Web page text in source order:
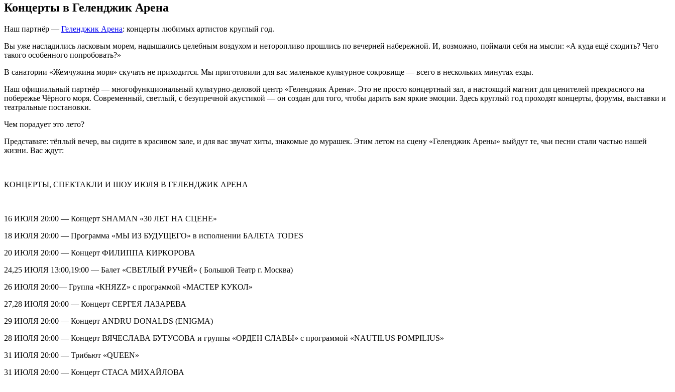
Концерты в Геленджик Арена
Наш партнёр — Геленджик Арена: концерты любимых артистов круглый год.
Вы уже насладились ласковым морем, надышались целебным воздухом и неторопливо прошлись по вечерней набережной. И, возможно, поймали себя на мысли: «А куда ещё сходить? Чего
такого особенного попробовать?»
В санатории «Жемчужина моря» скучать не приходится. Мы приготовили для вас маленькое культурное сокровище — всего в нескольких минутах езды.
Наш официальный партнёр — многофункциональный культурно-деловой центр «Геленджик Арена». Это не просто концертный зал, а настоящий магнит для ценителей прекрасного на
побережье Чёрного моря. Современный, светлый, с безупречной акустикой — он создан для того, чтобы дарить вам яркие эмоции. Здесь круглый год проходят концерты, форумы, выставки и
театральные постановки.
Чем порадует это лето?
Представьте: тёплый вечер, вы сидите в красивом зале, и для вас звучат хиты, знакомые до мурашек. Этим летом на сцену «Геленджик Арены» выйдут те, чьи песни стали частью нашей
жизни. Вас ждут:
КОНЦЕРТЫ, СПЕКТАКЛИ И ШОУ ИЮЛЯ В ГЕЛЕНДЖИК АРЕНА
16 ИЮЛЯ 20:00 — Концерт SHAMAN «30 ЛЕТ НА СЦЕНЕ»
18 ИЮЛЯ 20:00 — Программа «МЫ ИЗ БУДУЩЕГО» в исполнении БАЛЕТА TODES
20 ИЮЛЯ 20:00 — Концерт ФИЛИППА КИРКОРОВА
24,25 ИЮЛЯ 13:00,19:00 — Балет «СВЕТЛЫЙ РУЧЕЙ» ( Большой Театр г. Москва)
26 ИЮЛЯ 20:00— Группа «КНЯZZ» с программой «МАСТЕР КУКОЛ»
27,28 ИЮЛЯ 20:00 — Концерт СЕРГЕЯ ЛАЗАРЕВА
29 ИЮЛЯ 20:00 — Концерт ANDRU DONALDS (ENIGMA)
28 ИЮЛЯ 20:00 — Концерт ВЯЧЕСЛАВА БУТУСОВА и группы «ОРДЕН СЛАВЫ» с программой «NAUTILUS POMPILIUS»
31 ИЮЛЯ 20:00 — Трибьют «QUEEN»
31 ИЮЛЯ 20:00 — Концерт СТАСА МИХАЙЛОВА